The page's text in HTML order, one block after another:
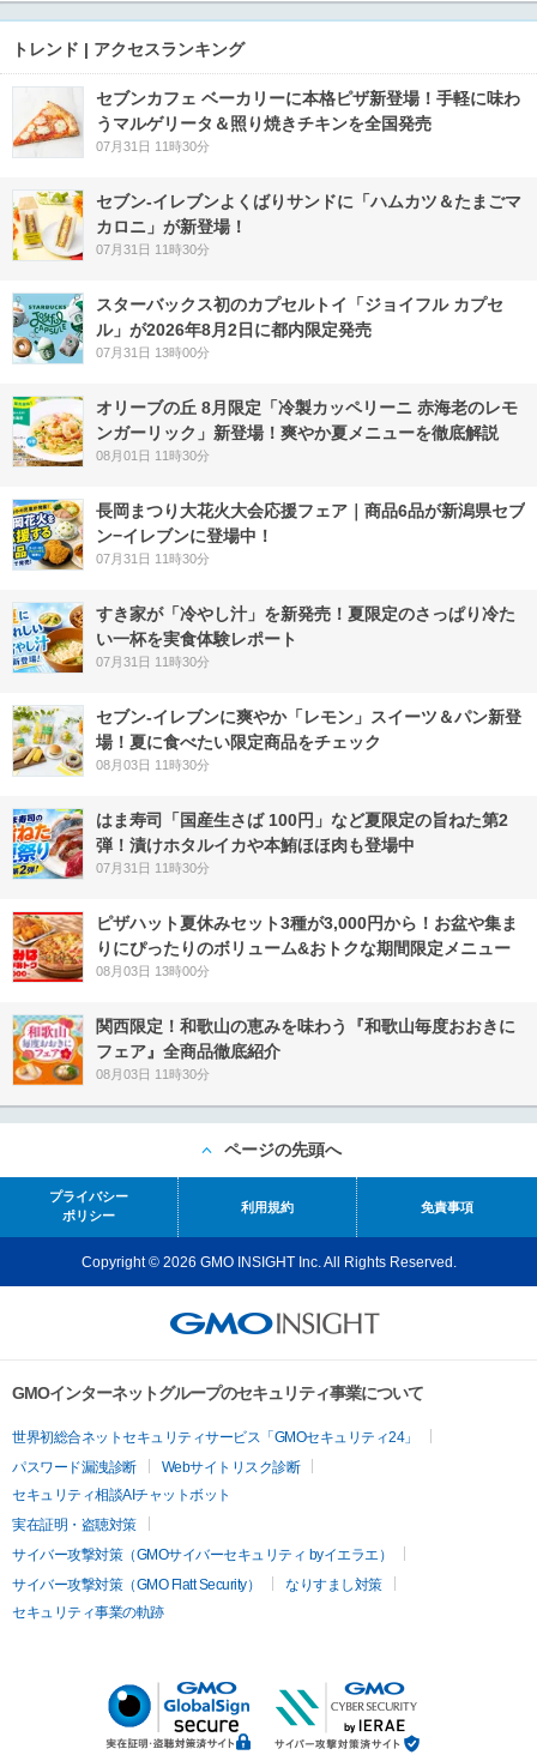
トレンド | アクセスランキング
セブンカフェ ベーカリーに本格ピザ新登場！手軽に味わ
うマルゲリータ＆照り焼きチキンを全国発売
07月31日 11時30分
セブン‐イレブンよくばりサンドに「ハムカツ＆たまごマ
カロニ」が新登場！
07月31日 11時30分
スターバックス初のカプセルトイ「ジョイフル カプセ
ル」が2026年8月2日に都内限定発売
07月31日 13時00分
オリーブの丘 8月限定「冷製カッペリーニ 赤海老のレモ
ンガーリック」新登場！爽やか夏メニューを徹底解説
08月01日 11時30分
長岡まつり大花火大会応援フェア｜商品6品が新潟県セブ
ン−イレブンに登場中！
07月31日 11時30分
すき家が「冷やし汁」を新発売！夏限定のさっぱり冷た
い一杯を実食体験レポート
07月31日 11時30分
セブン‐イレブンに爽やか「レモン」スイーツ＆パン新登
場！夏に食べたい限定商品をチェック
08月03日 11時30分
はま寿司「国産生さば 100円」など夏限定の旨ねた第2
弾！漬けホタルイカや本鮪ほほ肉も登場中
07月31日 11時30分
ピザハット夏休みセット3種が3,000円から！お盆や集ま
りにぴったりのボリューム&おトクな期間限定メニュー
08月03日 13時00分
関西限定！和歌山の恵みを味わう『和歌山毎度おおきに
フェア』全商品徹底紹介
08月03日 11時30分
ページの先頭へ
プライバシー
ポリシー
利用規約 免責事項
Copyright © 2026 GMO INSIGHT Inc. All Rights Reserved.
GMOインターネットグループのセキュリティ事業について
世界初総合ネットセキュリティサービス「GMOセキュリティ24」
パスワード漏洩診断
Webサイトリスク診断
セキュリティ相談AIチャットボット
実在証明・盗聴対策
サイバー攻撃対策（GMOサイバーセキュリティ byイエラエ）
サイバー攻撃対策（GMO Flatt Security）
なりすまし対策
セキュリティ事業の軌跡